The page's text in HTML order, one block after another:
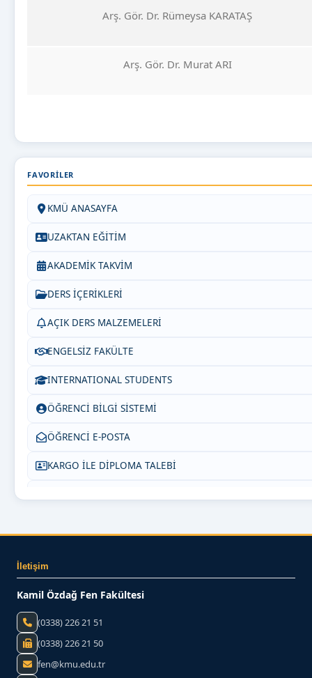
Arş. Gör. Dr. Rümeysa KARATAŞ
Arş. Gör. Dr. Murat ARI
FAVORILER
KMÜ ANASAYFA
UZAKTAN EĞİTİM
AKADEMİK TAKVİM
DERS İÇERİKLERİ
AÇIK DERS MALZEMELERİ
ENGELSİZ FAKÜLTE
INTERNATIONAL STUDENTS
ÖĞRENCİ BİLGİ SİSTEMİ
ÖĞRENCİ E-POSTA
KARGO İLE DİPLOMA TALEBİ
İletişim
Kamil Özdağ Fen Fakültesi
(0338) 226 21 51
(0338) 226 21 50
fen@kmu.edu.tr